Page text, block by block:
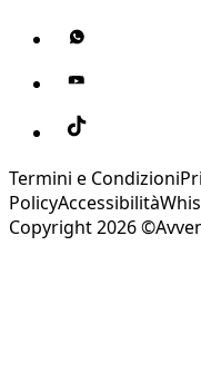
Termini e Condizioni
PolicyAccessibilità
Copyright 2026